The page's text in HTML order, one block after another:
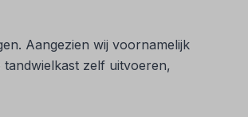
Aangezien wij voornamelijk
tandwielkast zelf uitvoeren,